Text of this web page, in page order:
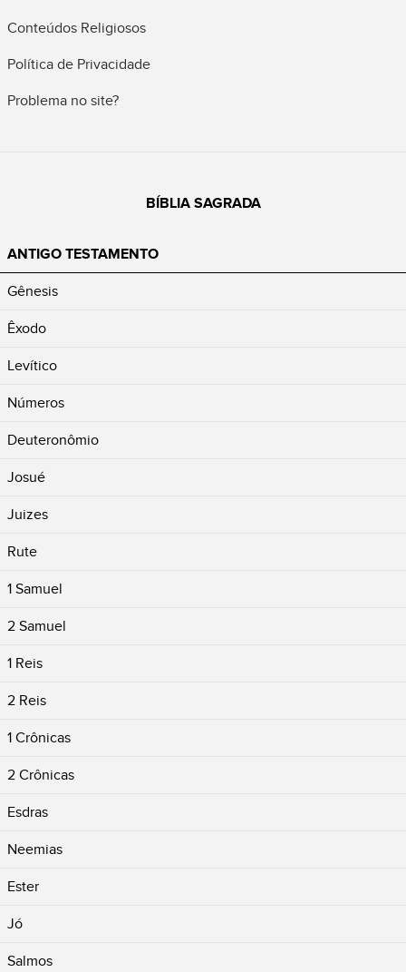
Conteúdos Religiosos
Política de Privacidade
Problema no site?
BÍBLIA SAGRADA
ANTIGO TESTAMENTO
Gênesis
Êxodo
Levítico
Números
Deuteronômio
Josué
Juizes
Rute
1 Samuel
2 Samuel
1 Reis
2 Reis
1 Crônicas
2 Crônicas
Esdras
Neemias
Ester
Jó
Salmos